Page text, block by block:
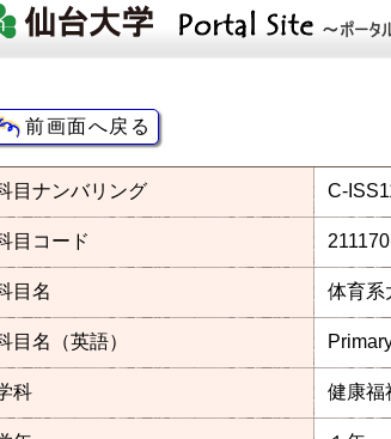
目ナンバリング C-
目コード 211170
目名 体育系
目名（英語）
科 健康福